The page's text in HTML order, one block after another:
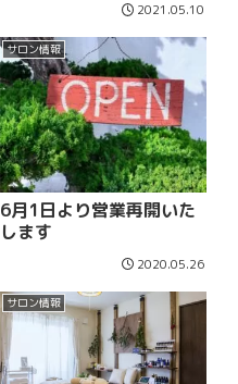
2021.05.10
サロン情報
6月1日より営業再開いた
します
2020.05.26
サロン情報